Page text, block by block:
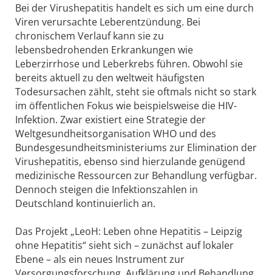
Bei der Virushepatitis handelt es sich um eine durch
Viren verursachte Leberentzündung. Bei
chronischem Verlauf kann sie zu
lebensbedrohenden Erkrankungen wie
Leberzirrhose und Leberkrebs führen. Obwohl sie
bereits aktuell zu den weltweit häufigsten
Todesursachen zählt, steht sie oftmals nicht so stark
im öffentlichen Fokus wie beispielsweise die HIV-
Infektion. Zwar existiert eine Strategie der
Weltgesundheitsorganisation WHO und des
Bundesgesundheitsministeriums zur Elimination der
Virushepatitis, ebenso sind hierzulande genügend
medizinische Ressourcen zur Behandlung verfügbar.
Dennoch steigen die Infektionszahlen in
Deutschland kontinuierlich an.
Das Projekt „LeoH: Leben ohne Hepatitis – Leipzig
ohne Hepatitis“ sieht sich – zunächst auf lokaler
Ebene – als ein neues Instrument zur